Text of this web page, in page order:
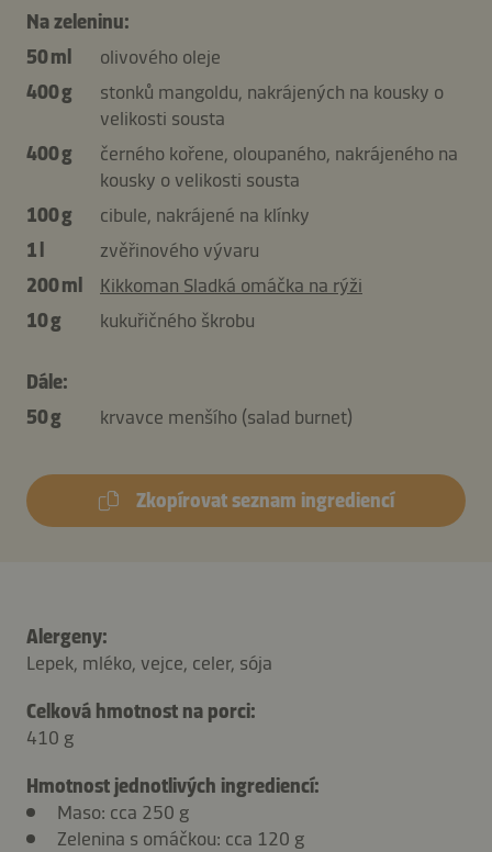
Na zeleninu:
50 ml
olivového oleje
400 g
stonků mangoldu, nakrájených na kousky o
velikosti sousta
400 g
černého kořene, oloupaného, nakrájeného na
kousky o velikosti sousta
100 g
cibule, nakrájené na klínky
1 l
zvěřinového vývaru
200 ml
Kikkoman Sladká omáčka na rýži
10 g
kukuřičného škrobu
Dále:
50 g
krvavce menšího (salad burnet)
Zkopírovat seznam ingrediencí
Alergeny:
Lepek, mléko, vejce, celer, sója
Celková hmotnost na porci:
410 g
Hmotnost jednotlivých ingrediencí:
Maso: cca 250 g
Zelenina s omáčkou: cca 120 g